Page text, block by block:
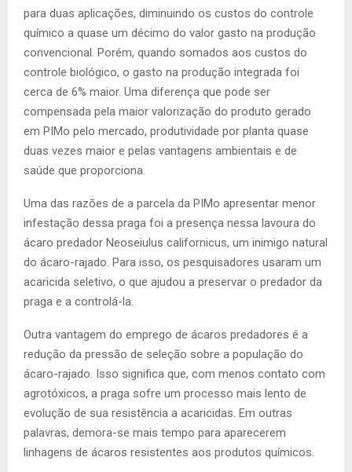
para duas aplicações, diminuindo os custos do controle
químico a quase um décimo do valor gasto na produção
convencional. Porém, quando somados aos custos do
controle biológico, o gasto na produção integrada foi
cerca de 6% maior. Uma diferença que pode ser
compensada pela maior valorização do produto gerado
em PIMo pelo mercado, produtividade por planta quase
duas vezes maior e pelas vantagens ambientais e de
saúde que proporciona.
Uma das razões de a parcela da PIMo apresentar menor
infestação dessa praga foi a presença nessa lavoura do
ácaro predador Neoseiulus californicus, um inimigo natural
do ácaro-rajado. Para isso, os pesquisadores usaram um
acaricida seletivo, o que ajudou a preservar o predador da
praga e a controlá-la.
Outra vantagem do emprego de ácaros predadores é a
redução da pressão de seleção sobre a população do
ácaro-rajado. Isso significa que, com menos contato com
agrotóxicos, a praga sofre um processo mais lento de
evolução de sua resistência a acaricidas. Em outras
palavras, demora-se mais tempo para aparecerem
linhagens de ácaros resistentes aos produtos químicos.